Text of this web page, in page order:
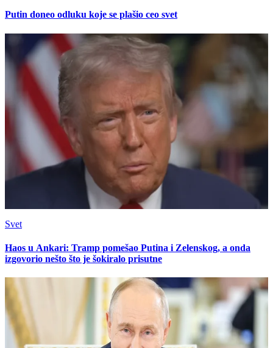
Putin doneo odluku koje se plašio ceo svet
Svet
Haos u Ankari: Tramp pomešao Putina i Zelenskog, a onda
izgovorio nešto što je šokiralo prisutne